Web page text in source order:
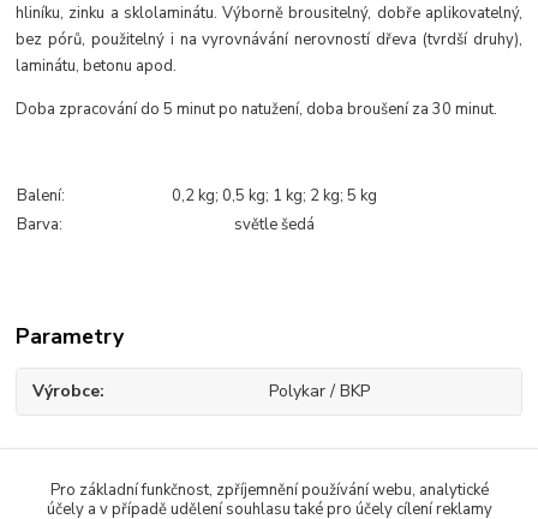
hliníku, zinku a sklolaminátu. Výborně brousitelný, dobře aplikovatelný,
bez pórů, použitelný i na vyrovnávání nerovností dřeva (tvrdší druhy),
laminátu, betonu apod.
Doba zpracování do 5 minut po natužení, doba broušení za 30 minut.
Balení:
0,2 kg; 0,5 kg; 1 kg; 2 kg; 5 kg
Barva:
světle šedá
Parametry
Výrobce Polykar / BKP
Zboží zařazeno v kategoriích
Pro základní funkčnost, zpříjemnění používání webu, analytické
účely a v případě udělení souhlasu také pro účely cílení reklamy